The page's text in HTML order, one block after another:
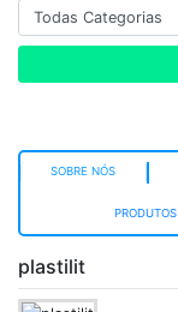
SOBRE NÓS
PRODUTOS
plastilit